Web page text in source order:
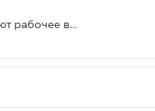
Работодатели, которые сокращают рабочее время, могут подать заявление на помощь до 21 декабря